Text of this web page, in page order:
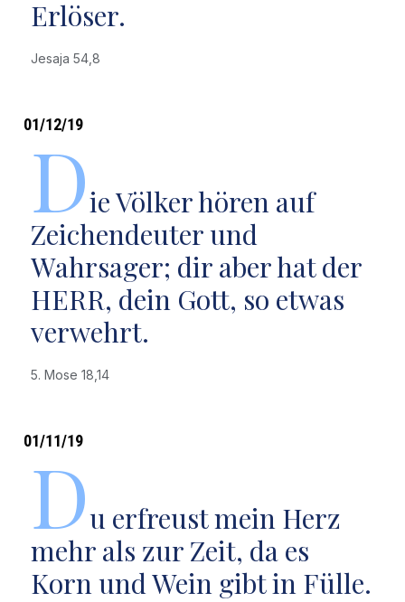
Erlöser.
Jesaja 54,8
01/12/19
Die Völker hören auf
Zeichendeuter und
Wahrsager; dir aber hat der
HERR, dein Gott, so etwas
verwehrt.
5. Mose 18,14
01/11/19
Du erfreust mein Herz
mehr als zur Zeit, da es
Korn und Wein gibt in Fülle.